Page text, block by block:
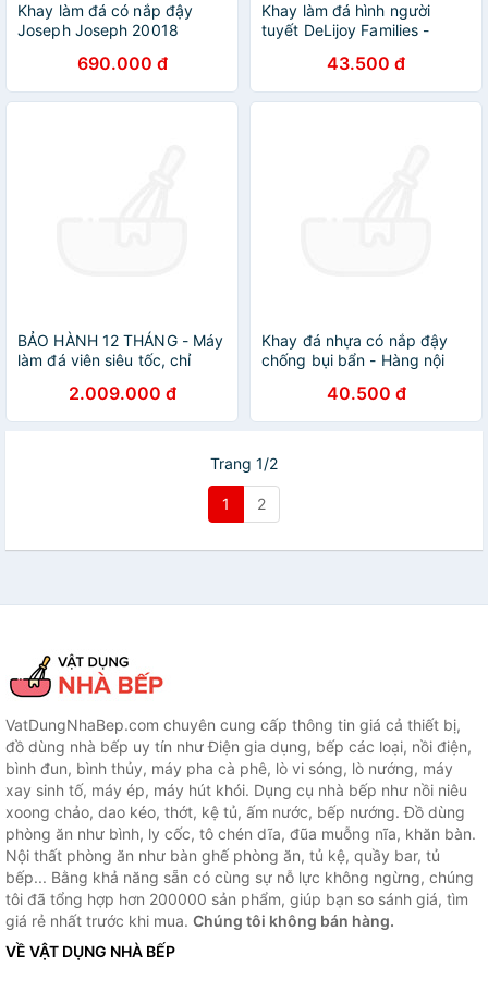
Khay làm đá có nắp đậy
Joseph Joseph 20018
690.000 đ
Khay làm đá hình người
tuyết DeLijoy Families -
43.500 đ
BẢO HÀNH 12 THÁNG - Máy
làm đá viên siêu tốc, chỉ
Nga cao cấp DSP - KD8001
2.009.000 đ
Khay đá nhựa có nắp đậy
chống bụi bẩn - Hàng nội
40.500 đ
Trang 1/2
1 2
VatDungNhaBep.com chuyên cung cấp thông tin giá cả thiết bị,
đồ dùng nhà bếp uy tín như Điện gia dụng, bếp các loại, nồi điện,
bình đun, bình thủy, máy pha cà phê, lò vi sóng, lò nướng, máy
xay sinh tố, máy ép, máy hút khói. Dụng cụ nhà bếp như nồi niêu
xoong chảo, dao kéo, thớt, kệ tủ, ấm nước, bếp nướng. Đồ dùng
phòng ăn như bình, ly cốc, tô chén dĩa, đũa muỗng nĩa, khăn bàn.
Nội thất phòng ăn như bàn ghế phòng ăn, tủ kệ, quầy bar, tủ
bếp... Bằng khả năng sẵn có cùng sự nỗ lực không ngừng, chúng
tôi đã tổng hợp hơn 200000 sản phẩm, giúp bạn so sánh giá, tìm
giá rẻ nhất trước khi mua. Chúng tôi không bán hàng.
VỀ VẬT DỤNG NHÀ BẾP